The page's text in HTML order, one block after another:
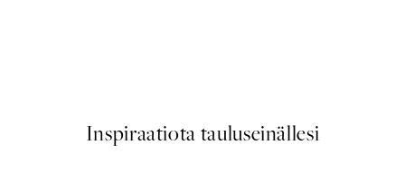
Inspiraatiota tauluseinällesi